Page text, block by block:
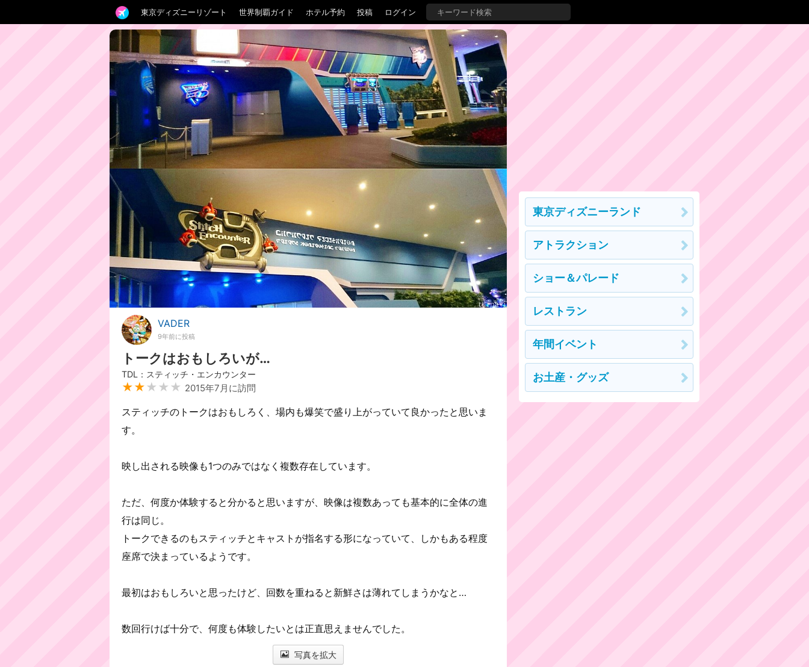
東京ディズニーリゾート 世界制覇ガイド ホテル予約 投稿 ログイン
VADER
9年前に投稿
トークはおもしろいが…
TDL：スティッチ・エンカウンター
★★ ★★★ 2015年7月に訪問
スティッチのトークはおもしろく、場内も爆笑で盛り上がっていて良かったと思いま
す。
映し出される映像も1つのみではなく複数存在しています。
ただ、何度か体験すると分かると思いますが、映像は複数あっても基本的に全体の進
行は同じ。
トークできるのもスティッチとキャストが指名する形になっていて、しかもある程度
座席で決まっているようです。
最初はおもしろいと思ったけど、回数を重ねると新鮮さは薄れてしまうかなと…
数回行けば十分で、何度も体験したいとは正直思えませんでした。
写真を拡大
東京ディズニーランド
アトラクション
ショー＆パレード
レストラン
年間イベント
お土産・グッズ